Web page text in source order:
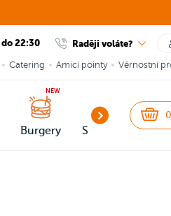
do 22:30 Raději voláte?
Catering Amici pointy Věrnostní
Burgery
NEW
Snacks
0